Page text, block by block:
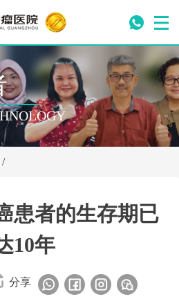
/
患者的生存期已
10年
分享